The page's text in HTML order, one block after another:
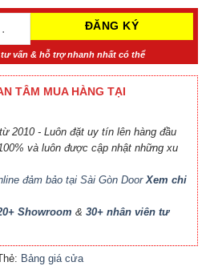
vấn & hỗ trợ nhanh nhất có thể
TÂM MUA HÀNG TẠI
2010 - Luôn đặt uy tín lên hàng đầu
và luôn được cập nhật những xu
đảm bảo tại Sài Gòn DoorXem chi
Showroom & 30+ nhân viên tư
Bảng giá cửa